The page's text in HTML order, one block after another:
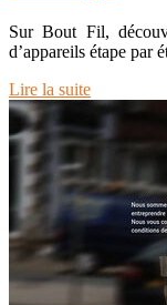
Sur Bout Fil,
d’appareils étape par
Lire la suite